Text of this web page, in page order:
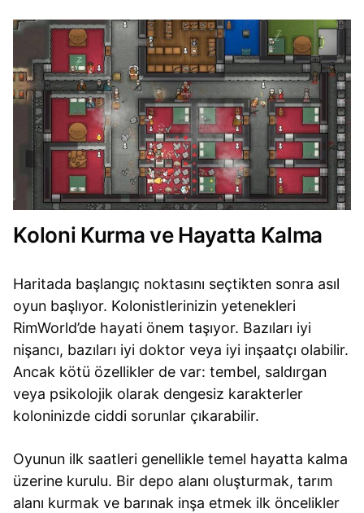
Koloni Kurma ve Hayatta Kalma
Haritada başlangıç noktasını seçtikten sonra asıl
oyun başlıyor. Kolonistlerinizin yetenekleri
RimWorld’de hayati önem taşıyor. Bazıları iyi
nişancı, bazıları iyi doktor veya iyi inşaatçı olabilir.
Ancak kötü özellikler de var: tembel, saldırgan
veya psikolojik olarak dengesiz karakterler
koloninizde ciddi sorunlar çıkarabilir.
Oyunun ilk saatleri genellikle temel hayatta kalma
üzerine kurulu. Bir depo alanı oluşturmak, tarım
alanı kurmak ve barınak inşa etmek ilk öncelikler